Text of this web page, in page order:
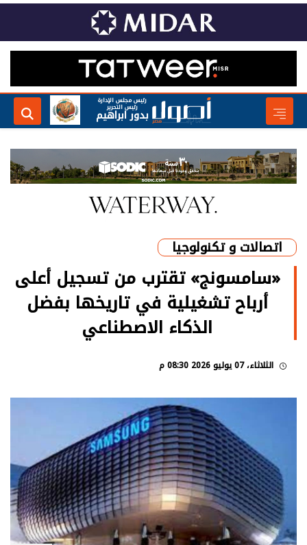
رئيس مجلس الإدارة
رئيس التحرير
بدور ابراهيم
اتصالات و تكنولوجيا
«سامسونج» تقترب من تسجيل أعلى
أرباح تشغيلية في تاريخها بفضل
الذكاء الاصطناعي
الثلاثاء، 07 يوليو 2026 08:30 م